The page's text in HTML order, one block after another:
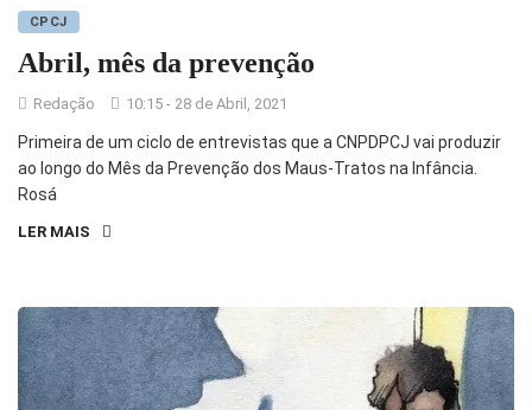
CPCJ
Abril, mês da prevenção
Redação 10:15 - 28 de Abril, 2021
Primeira de um ciclo de entrevistas que a CNPDPCJ vai produzir
ao longo do Mês da Prevenção dos Maus-Tratos na Infância.
Rosá
LER MAIS